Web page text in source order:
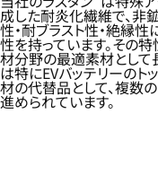
成した耐炎化繊維で、非
性・耐ブラスト性・絶縁
性を持っています。その
材分野の最適素材として
は特にEVバッテリーの
材の代替品として、複数
進められています。